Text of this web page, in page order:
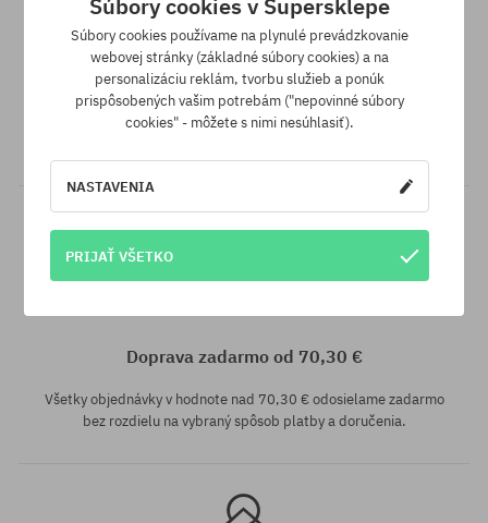
Vernostný program SuperClub
SuperClub je náš vernostný program, vďaka ktorému za nákupy
nezľavnených produktov môžeš dostať na svoj účet do 12%
Doprava zadarmo od 70,30 €
Všetky objednávky v hodnote nad 70,30 € odosielame zadarmo
bez rozdielu na vybraný spôsob platby a doručenia.
Súbory cookies v Supersklepe
Súbory cookies používame na plynulé prevádzkovanie
webovej stránky (základné súbory cookies) a na
personalizáciu reklám, tvorbu služieb a ponúk
prispôsobených vašim potrebám ("nepovinné súbory
cookies" - môžete s nimi nesúhlasiť).
NASTAVENIA
PRIJAŤ VŠETKO